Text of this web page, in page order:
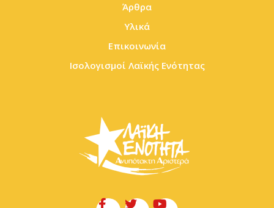
Άρθρα
Υλικά
Επικοινωνία
Ισολογισμοί Λαϊκής Ενότητας